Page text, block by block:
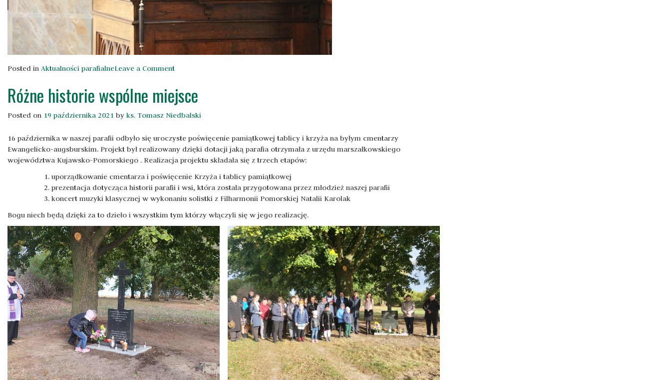
Posted in Aktualności parafialneLeave a Commenton
święta
w Adwencie
grudzień
2021
rok
Różne historie wspólne miejsce
Posted on 19 października 2021 by ks. Tomasz Niedbalski
16 października w naszej parafii odbyło się uroczyste poświęcenie pamiątkowej tablicy i krzyża na byłym cmentarzy
Ewangelicko-augsburskim. Projekt był realizowany dzięki dotacji jaką parafia otrzymała z urzędu marszałkowskiego
województwa Kujawsko-Pomorskiego . Realizacja projektu składała się z trzech etapów:
uporządkowanie cmentarza i poświęcenie Krzyża i tablicy pamiątkowej
prezentacja dotycząca historii parafii i wsi, która została przygotowana przez młodzież naszej parafii
koncert muzyki klasycznej w wykonaniu solistki z Filharmonii Pomorskiej Natalii Karolak
Bogu niech będą dzięki za to dzieło i wszystkim tym którzy włączyli się w jego realizację.